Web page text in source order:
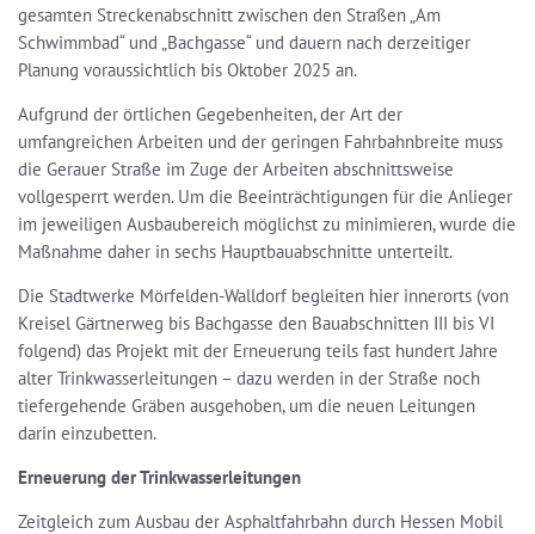
gesamten Streckenabschnitt zwischen den Straßen „Am
Schwimmbad“ und „Bachgasse“ und dauern nach derzeitiger
Planung voraussichtlich bis Oktober 2025 an.
Aufgrund der örtlichen Gegebenheiten, der Art der
umfangreichen Arbeiten und der geringen Fahrbahnbreite muss
die Gerauer Straße im Zuge der Arbeiten abschnittsweise
vollgesperrt werden. Um die Beeinträchtigungen für die Anlieger
im jeweiligen Ausbaubereich möglichst zu minimieren, wurde die
Maßnahme daher in sechs Hauptbauabschnitte unterteilt.
Die Stadtwerke Mörfelden-Walldorf begleiten hier innerorts (von
Kreisel Gärtnerweg bis Bachgasse den Bauabschnitten III bis VI
folgend) das Projekt mit der Erneuerung teils fast hundert Jahre
alter Trinkwasserleitungen – dazu werden in der Straße noch
tiefergehende Gräben ausgehoben, um die neuen Leitungen
darin einzubetten.
Erneuerung der Trinkwasserleitungen
Zeitgleich zum Ausbau der Asphaltfahrbahn durch Hessen Mobil